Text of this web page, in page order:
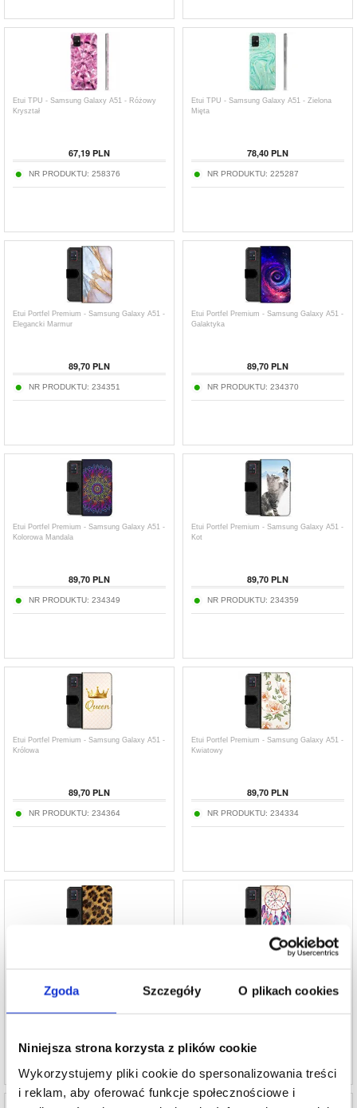
Zgoda Szczegóły O plikach cookies
Niniejsza strona korzysta z plików cookie
Wykorzystujemy pliki cookie do spersonalizowania treści
i reklam, aby oferować funkcje społecznościowe i
Etui TPU - Samsung Galaxy A51 - Różowy
Kryształ
67,19 PLN
NR PRODUKTU: 258376
Etui TPU - Samsung Galaxy A51 - Zielona
Mięta
78,40 PLN
NR PRODUKTU: 225287
Etui Portfel Premium - Samsung Galaxy A51 -
Elegancki Marmur
89,70 PLN
NR PRODUKTU: 234351
Etui Portfel Premium - Samsung Galaxy A51 -
Galaktyka
89,70 PLN
NR PRODUKTU: 234370
Etui Portfel Premium - Samsung Galaxy A51 -
Kolorowa Mandala
89,70 PLN
NR PRODUKTU: 234349
Etui Portfel Premium - Samsung Galaxy A51 -
Kot
89,70 PLN
NR PRODUKTU: 234359
Etui Portfel Premium - Samsung Galaxy A51 -
Królowa
89,70 PLN
NR PRODUKTU: 234364
Etui Portfel Premium - Samsung Galaxy A51 -
Kwiatowy
89,70 PLN
NR PRODUKTU: 234334
Etui Portfel Premium - Samsung Galaxy A51 -